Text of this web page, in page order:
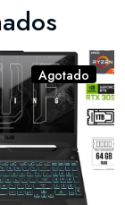
Agotado